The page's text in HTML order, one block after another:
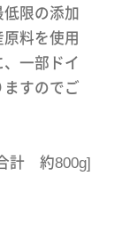
限の添加
料を使用
一部ドイ
すのでご
計 約800g]